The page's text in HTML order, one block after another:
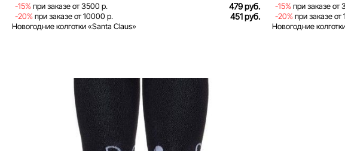
-15% при заказе от 3500 р. 479 руб.
-20% при заказе от 10000 р. 451 руб.
Новогодние колготки «Santa Claus»
-15% при заказе от
-20% при заказе от
Новогодние